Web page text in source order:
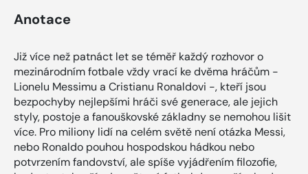
Anotace
Již více než patnáct let se téměř každý rozhovor o
mezinárodním fotbale vždy vrací ke dvěma hráčům -
Lionelu Messimu a Cristianu Ronaldovi -, kteří jsou
bezpochyby nejlepšími hráči své generace, ale jejich
styly, postoje a fanouškovské základny se nemohou lišit
více. Pro miliony lidí na celém světě není otázka Messi,
nebo Ronaldo pouhou hospodskou hádkou nebo
potvrzením fandovství, ale spíše vyjádřením filozofie,